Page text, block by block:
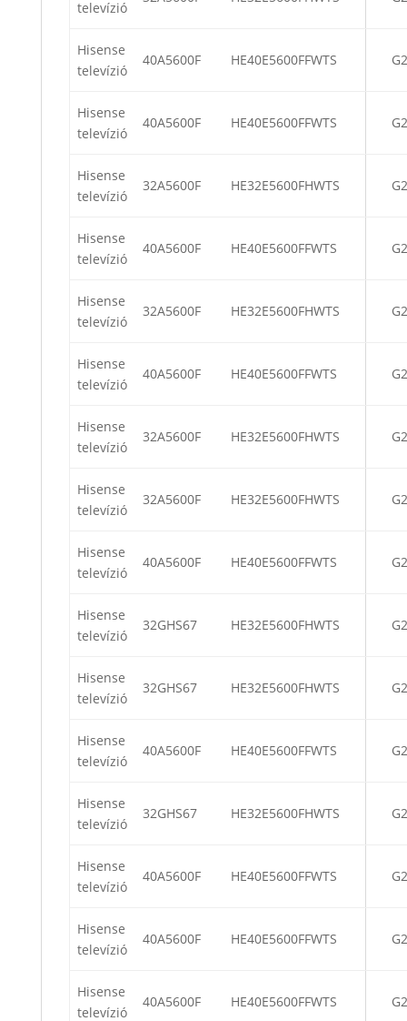
televízió
Hisense
televízió
40A5600F HE40E5600FFWTS
Hisense
televízió
40A5600F HE40E5600FFWTS
Hisense
televízió
32A5600F HE32E5600FHWTS
Hisense
televízió
40A5600F HE40E5600FFWTS
Hisense
televízió
32A5600F HE32E5600FHWTS
Hisense
televízió
40A5600F HE40E5600FFWTS
Hisense
televízió
32A5600F HE32E5600FHWTS
Hisense
televízió
32A5600F HE32E5600FHWTS
Hisense
televízió
40A5600F HE40E5600FFWTS
Hisense
televízió
32GHS67 HE32E5600FHWTS
Hisense
televízió
32GHS67 HE32E5600FHWTS
Hisense
televízió
40A5600F HE40E5600FFWTS
Hisense
televízió
32GHS67 HE32E5600FHWTS
Hisense
televízió
40A5600F HE40E5600FFWTS
Hisense
televízió
40A5600F HE40E5600FFWTS
Hisense
televízió
40A5600F HE40E5600FFWTS